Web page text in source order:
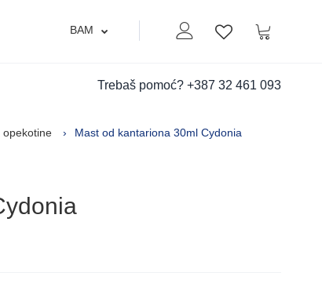
Moj nalogLista zelja
Korpa
BAM
Trebaš pomoć? +387 32 461 093
opekotine Mast od kantariona 30ml Cydonia